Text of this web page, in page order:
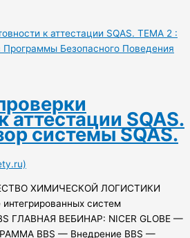
к аттестации SQAS. ТЕМА 2 :
Безопасного Поведения
аттестации SQAS.
системы SQAS.
ХИМИЧЕСКОЙ ЛОГИСТИКИ
систем
ГЛАВНАЯ ВЕБИНАР: NICER GLOBE —
BBS — Внедрение BBS —